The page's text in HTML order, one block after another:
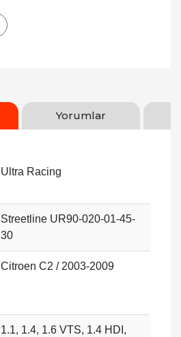
Yorumlar
Ultra Racing
Streetline UR90-020-01-45-
30
Citroen C2 / 2003-2009
1.1, 1.4, 1.6 VTS, 1.4 HDI,